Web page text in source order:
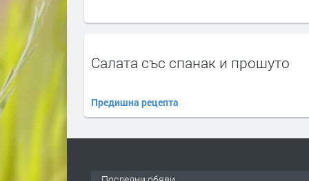
Салата със спанак и прошуто
Предишна рецепта